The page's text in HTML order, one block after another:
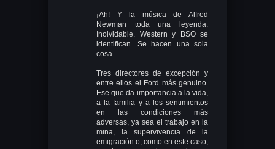
¡Ah! Y la música de Alfred
Newman toda una leyenda.
Inolvidable. Western y BSO se
identifican. Se hacen una sola
cosa.
Tres directores de excepción y
entre ellos el Ford más genuino.
Ese que da importancia a la vida,
a la familia y a los sentimientos
en las condiciones más
adversas, ya sea el trabajo en la
mina, la supervivencia de la
emigración o, como en este caso,